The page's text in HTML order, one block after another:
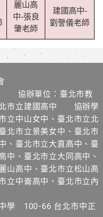
麗山高
中-張良
肇老師
建國高中-
劉謦儀老師
協辦單位：臺北市教
市立建國高中 協辦學
立中山女中、臺北市立北
北市立景美女中、臺北市
、臺北市立大直高中、臺
中、臺北市立大同高中、
山高中、臺北市立松山高
立中崙高中、臺北市立內
學 100-66 台北市中正